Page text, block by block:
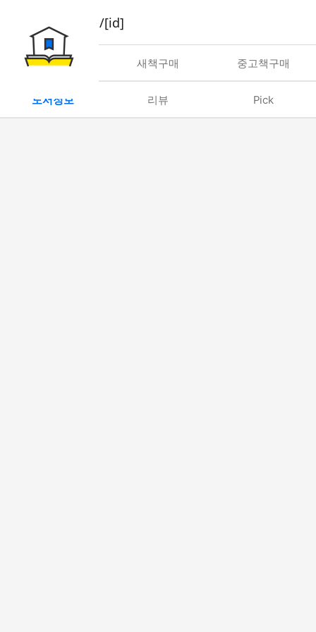
book/rent/[id]
대여 새책구매 중고책구매
도서정보 리뷰 Pick